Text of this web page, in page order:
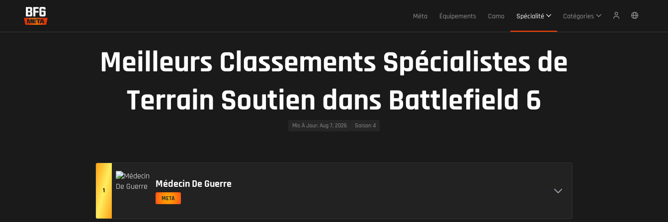
Méta Équipements Camo Spécialité Catégories
Meilleurs Classements Spécialistes de
Terrain Soutien dans Battlefield 6
Mis À Jour: Aug 7, 2026 Saison 4
1
Médecin De Guerre
META